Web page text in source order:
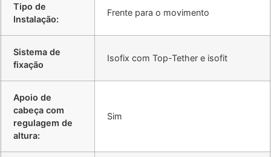
Tipo de
Instalação:
Frente para o movimento
Sistema de
fixação
Isofix com Top-Tether e isofit
Apoio de
cabeça com
regulagem de
altura:
Sim